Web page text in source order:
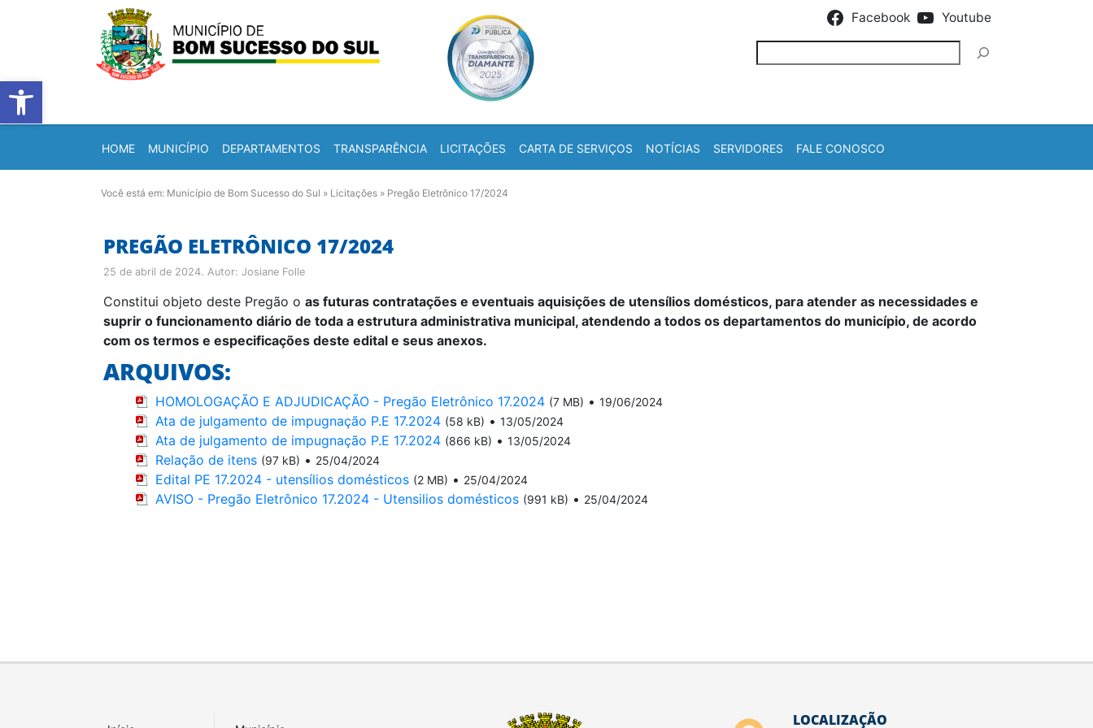
Barra de Ferramentas Aberta
Facebook Youtube
HOME MUNICÍPIO DEPARTAMENTOS TRANSPARÊNCIA LICITAÇÕES CARTA DE SERVIÇOS NOTÍCIAS SERVIDORES FALE CONOSCO
Você está em: Município de Bom Sucesso do Sul » Licitações » Pregão Eletrônico 17/2024
PREGÃO ELETRÔNICO 17/2024
25 de abril de 2024. Autor: Josiane Folle
Constitui objeto deste Pregão o as futuras contratações e eventuais aquisições de utensílios domésticos, para atender as necessidades e
suprir o funcionamento diário de toda a estrutura administrativa municipal, atendendo a todos os departamentos do município, de acordo
com os termos e especificações deste edital e seus anexos.
ARQUIVOS:
HOMOLOGAÇÃO E ADJUDICAÇÃO - Pregão Eletrônico 17.2024 (7 MB) • 19/06/2024
Ata de julgamento de impugnação P.E 17.2024 (58 kB) • 13/05/2024
Ata de julgamento de impugnação P.E 17.2024 (866 kB) • 13/05/2024
Relação de itens (97 kB) • 25/04/2024
Edital PE 17.2024 - utensílios domésticos (2 MB) • 25/04/2024
AVISO - Pregão Eletrônico 17.2024 - Utensilios domésticos (991 kB) • 25/04/2024
LOCALIZAÇÃO